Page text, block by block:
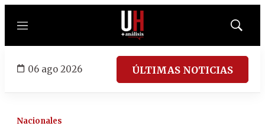
Menú
Mostrar
06 ago 2026 ÚLTIMAS NOTICIAS
Nacionales